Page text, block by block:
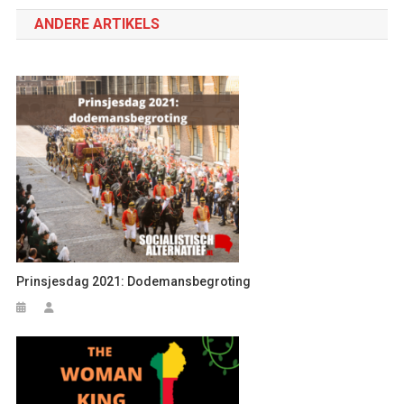
ANDERE ARTIKELS
Prinsjesdag 2021: Dodemansbegroting